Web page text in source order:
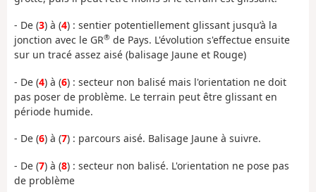
- De (3) à (4) : sentier potentiellement glissant jusqu’à la
jonction avec le GR® de Pays. L'évolution s'effectue ensuite
sur un tracé assez aisé (balisage Jaune et Rouge)
- De (4) à (6) : secteur non balisé mais l'orientation ne doit
pas poser de problème. Le terrain peut être glissant en
période humide.
- De (6) à (7) : parcours aisé. Balisage Jaune à suivre.
- De (7) à (8) : secteur non balisé. L'orientation ne pose pas
de problème